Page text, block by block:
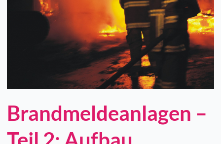
Brandmeldeanlagen –